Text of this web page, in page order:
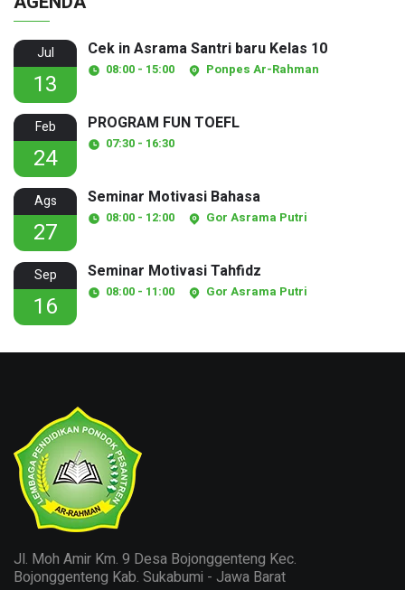
Jul
13
Cek in Asrama Santri baru Kelas 10
08:00 - 15:00 Ponpes Ar-Rahman
Feb
24
PROGRAM FUN TOEFL
07:30 - 16:30
Ags
27
Seminar Motivasi Bahasa
08:00 - 12:00 Gor Asrama Putri
Sep
16
Seminar Motivasi Tahfidz
08:00 - 11:00 Gor Asrama Putri
Jl. Moh Amir Km. 9 Desa Bojonggenteng Kec.
Bojonggenteng Kab. Sukabumi - Jawa Barat